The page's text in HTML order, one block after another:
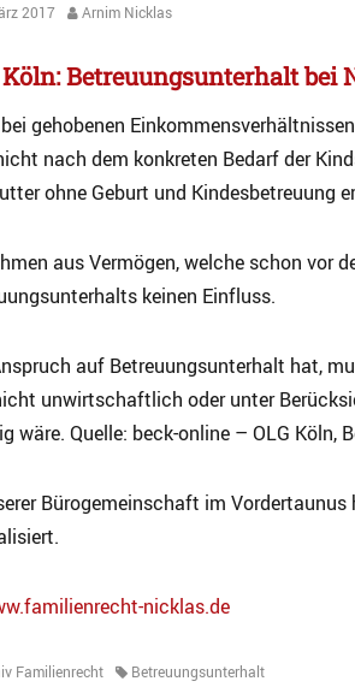
2017 Author
Arnim Nicklas
Köln: Betreuungsunterhalt bei
gehobenen
nach dem konkreten Bedarf der
ohne Geburt und Kindesbetreuung
aus Vermögen, welche schon vor
keinen Einfluss.
auf Betreuungsunterhalt hat,
unwirtschaftlich oder unter
wäre. Quelle: beck-online – OLG
Bürogemeinschaft im
nicklas.de
Familienrecht TagsBetreuungsunterhalt